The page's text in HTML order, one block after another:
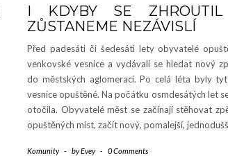
I KDYBY SE ZHROUTIL
ZŮSTANEME NEZÁVISLÍ
Před padesáti či šedesáti lety obyvatelé
venkovské vesnice a vydávali se hledat nový
do městských aglomerací. Po celá léta byly
vesnice opuštěné. Na počátku osmdesátých let
otočila. Obyvatelé měst se začínají stěhovat
opuštěných míst, začít nový, pomalejší,
Komunity - byEvey - 0 Comments